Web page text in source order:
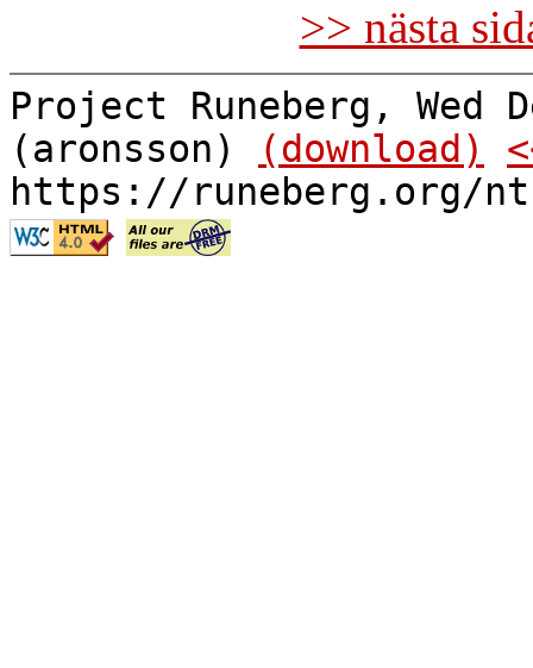
>> nästa
Project Runeberg, Wed
(aronsson)
(download)
https://runeberg.org/